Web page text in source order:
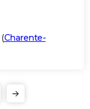
(Charente-